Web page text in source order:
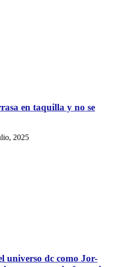
en taquilla y no se
2025
universo dc como Jor-